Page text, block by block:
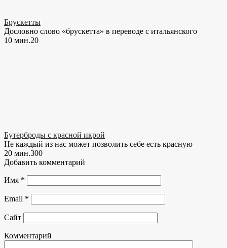
Брускетты
Дословно слово «брускетта» в переводе с итальянского
10 мин.20
Бутерброды с красной икрой
Не каждый из нас может позволить себе есть красную
20 мин.300
Добавить комментарий
Имя *
Email *
Сайт
Комментарий